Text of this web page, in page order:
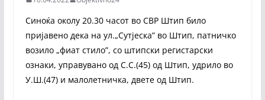
Синоќа околу 20.30 часот во СВР Штип било
пријавено дека на ул.„Сутјеска” во Штип, патничко
возило „фиат стило”, со штипски регистарски
ознаки, управувано од С.С.(45) од Штип, удрило во
У.Ш.(47) и малолетничка, двете од Штип.